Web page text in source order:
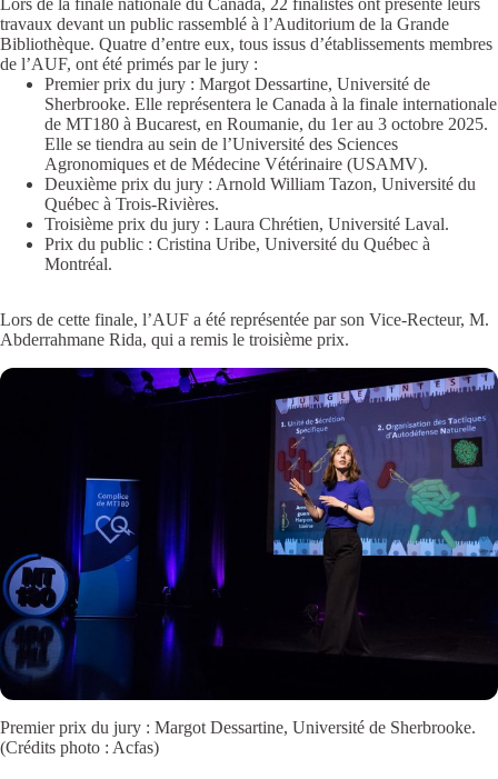
Lors de la finale nationale du Canada, 22 finalistes ont présenté leurs
travaux devant un public rassemblé à l’Auditorium de la Grande
Bibliothèque. Quatre d’entre eux, tous issus d’établissements membres
de l’AUF, ont été primés par le jury :
Premier prix du jury : Margot Dessartine, Université de
Sherbrooke. Elle représentera le Canada à la finale internationale
de MT180 à Bucarest, en Roumanie, du 1er au 3 octobre 2025.
Elle se tiendra au sein de l’Université des Sciences
Agronomiques et de Médecine Vétérinaire (USAMV).
Deuxième prix du jury : Arnold William Tazon, Université du
Québec à Trois-Rivières.
Troisième prix du jury : Laura Chrétien, Université Laval.
Prix du public : Cristina Uribe, Université du Québec à
Montréal.
Lors de cette finale, l’AUF a été représentée par son Vice-Recteur, M.
Abderrahmane Rida, qui a remis le troisième prix.
Premier prix du jury : Margot Dessartine, Université de Sherbrooke.
(Crédits photo : Acfas)